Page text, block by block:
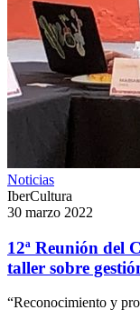
Noticias
IberCultura
30 marzo 2022
12ª Reunión del
taller sobre
“Reconocimiento y